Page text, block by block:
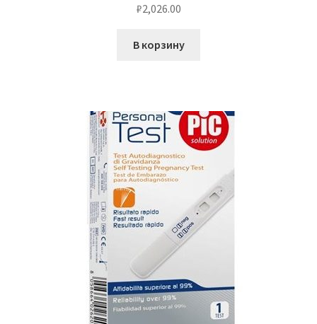
₽2,026.00
В корзину